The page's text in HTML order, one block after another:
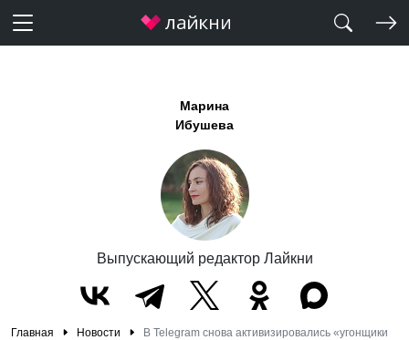
Марина
Ибушева
Выпускающий редактор Лайкни
Главная Новости
В Telegram снова активизировались «угонщики